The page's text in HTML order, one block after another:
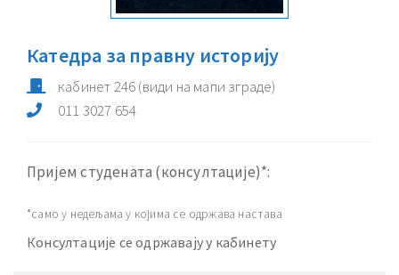
Катедра за правну историју
кабинет246(види на мапи зграде)
011 3027 654
Пријем студената (консултације)*:
*само у недељама у којима се одржава настава
Консултације се одржавају у кабинету